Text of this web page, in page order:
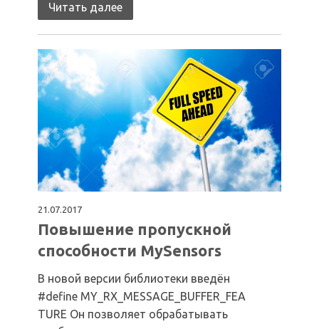
Читать далее
21.07.2017
Повышение пропускной
способности MySensors
В новой версии библиотеки введён
#define MY_RX_MESSAGE_BUFFER_FEA
TURE Он позволяет обрабатывать